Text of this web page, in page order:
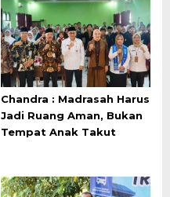
Chandra : Madrasah Harus
Jadi Ruang Aman, Bukan
Tempat Anak Takut